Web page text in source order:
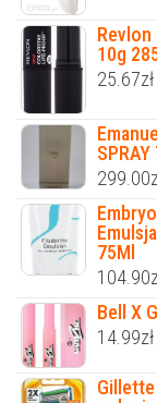
10g
25.67zł
SPRAY
299.00
75Ml
104.90
Bell X
14.99zł